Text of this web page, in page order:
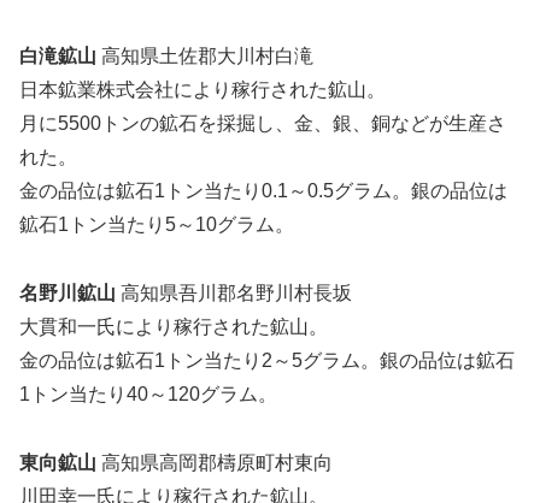
白滝鉱山 高知県土佐郡大川村白滝
日本鉱業株式会社により稼行された鉱山。
月に5500トンの鉱石を採掘し、金、銀、銅などが生産さ
れた。
金の品位は鉱石1トン当たり0.1～0.5グラム。銀の品位は
鉱石1トン当たり5～10グラム。
名野川鉱山 高知県吾川郡名野川村長坂
大貫和一氏により稼行された鉱山。
金の品位は鉱石1トン当たり2～5グラム。銀の品位は鉱石
1トン当たり40～120グラム。
東向鉱山 高知県高岡郡檮原町村東向
川田幸一氏により稼行された鉱山。